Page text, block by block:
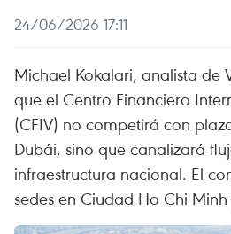
24/06/2026 17:11
Michael Kokalari, analista de
que el Centro Financiero
(CFIV) no competirá con
Dubái, sino que canalizará
infraestructura nacional. El
sedes en Ciudad Ho Chi